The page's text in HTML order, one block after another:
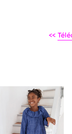
<<